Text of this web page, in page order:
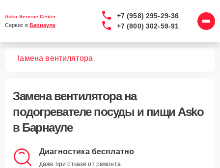
Asko Service Center
Сервис в Барнауле
+7 (958) 295-29-36
+7 (800) 302-59-91
Замена вентилятора
Замена вентиляторана
подогревателе посуды и пищи Asko
в Барнауле
Диагностика бесплатно
даже при отказе от ремонта